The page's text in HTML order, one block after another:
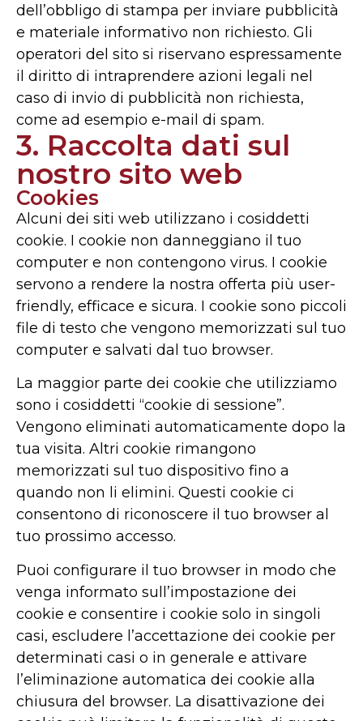
dell’obbligo di stampa per inviare pubblicità
e materiale informativo non richiesto. Gli
operatori del sito si riservano espressamente
il diritto di intraprendere azioni legali nel
caso di invio di pubblicità non richiesta,
come ad esempio e-mail di spam.
3. Raccolta dati sul
nostro sito web
Cookies
Alcuni dei siti web utilizzano i cosiddetti
cookie. I cookie non danneggiano il tuo
computer e non contengono virus. I cookie
servono a rendere la nostra offerta più user-
friendly, efficace e sicura. I cookie sono piccoli
file di testo che vengono memorizzati sul tuo
computer e salvati dal tuo browser.
La maggior parte dei cookie che utilizziamo
sono i cosiddetti “cookie di sessione”.
Vengono eliminati automaticamente dopo la
tua visita. Altri cookie rimangono
memorizzati sul tuo dispositivo fino a
quando non li elimini. Questi cookie ci
consentono di riconoscere il tuo browser al
tuo prossimo accesso.
Puoi configurare il tuo browser in modo che
venga informato sull’impostazione dei
cookie e consentire i cookie solo in singoli
casi, escludere l’accettazione dei cookie per
determinati casi o in generale e attivare
l’eliminazione automatica dei cookie alla
chiusura del browser. La disattivazione dei